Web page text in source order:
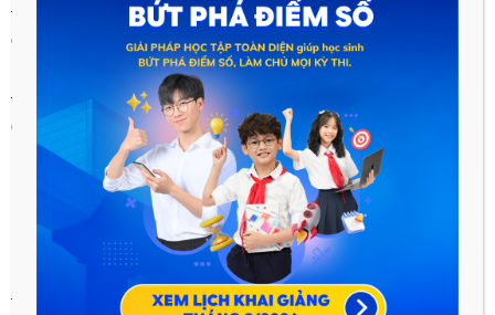
– Hành là gì? Hành chính là thực hành. Lấy những điều đã học
để áp dụng, để kiểm nghiệm thành kĩ năng.
– Thế nào lá học đi đôi với hành? Nghĩa là sau khi đã tiếp thu
được những kiến thức do người khác truyền đạt lại hoặc tự
mình học hỏi thì đem những cái đã học được vào thực tế để
kiểm tra độ đúng hay sai và để làm sinh động nó.
Bàn bạc, nhận xét và đánh giá:
– Những con đường học để tiếp thu được kiến thức: